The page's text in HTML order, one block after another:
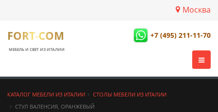
Москва
FORT-COM
МЕБЕЛЬ И СВЕТ ИЗ ИТАЛИИ
+7 (495) 211-11-70
КАТАЛОГ МЕБЕЛИ ИЗ ИТАЛИИ
СТОЛЫ МЕБЕЛИ ИЗ ИТАЛИИ
СТУЛ ВАЛЕНСИЯ, ОРАНЖЕВЫЙ